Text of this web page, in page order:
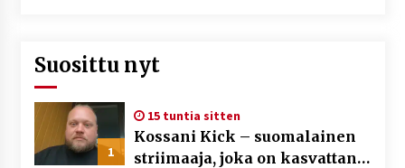
Suosittu nyt
1
15 tuntia sitten
Kossani Kick – suomalainen
striimaaja, joka on kasvattanut